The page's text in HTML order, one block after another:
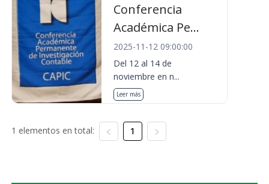
Conferencia
Académica Pe...
2025-11-12 09:00:00
Del 12 al 14 de
noviembre en n...
Leer más
1 elementos en total: 1